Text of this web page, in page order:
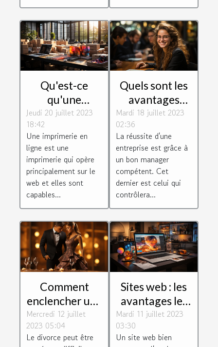
Qu'est-ce
qu'une
imprimerie en
Jeudi 20 juillet 2023
18:42
Une imprimerie en
ligne est une
imprimerie qui opère
principalement sur le
web et elles sont
capables...
Quels sont les
avantages
d'être un bon
manager
d'entreprise ?
Mardi 18 juillet 2023
02:36
La réussite d'une
entreprise est grâce à
un bon manager
compétent. Cet
dernier est celui qui
contrôlera...
Comment
enclencher une
procédure de
divorce?
Mercredi 12 juillet
2023 05:04
Le divorce peut être
Sites web : les
avantages les
plus
importants
d'avoir un site
Mardi 11 juillet 2023
03:30
Un site web bien